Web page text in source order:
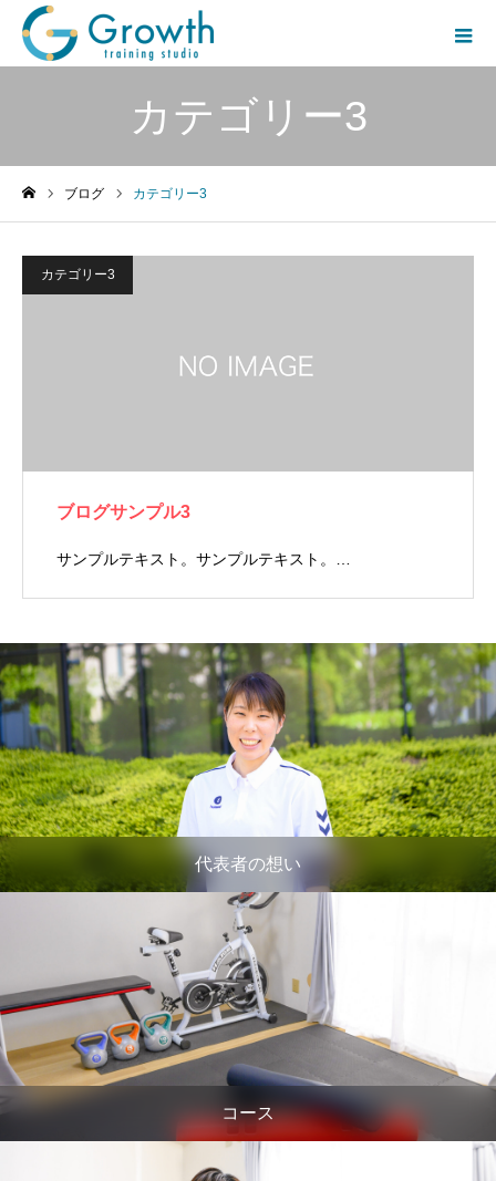
カテゴリー3
ブログ カテゴリー3
カテゴリー3
ブログサンプル3
サンプルテキスト。サンプルテキスト。…
代表者の想い
コース